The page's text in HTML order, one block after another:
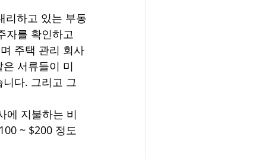
리하고 있는 부동
자를 확인하고
주택 관리 회사
서류들이 미
다. 그리고 그
에 지불하는 비
~ $200 정도